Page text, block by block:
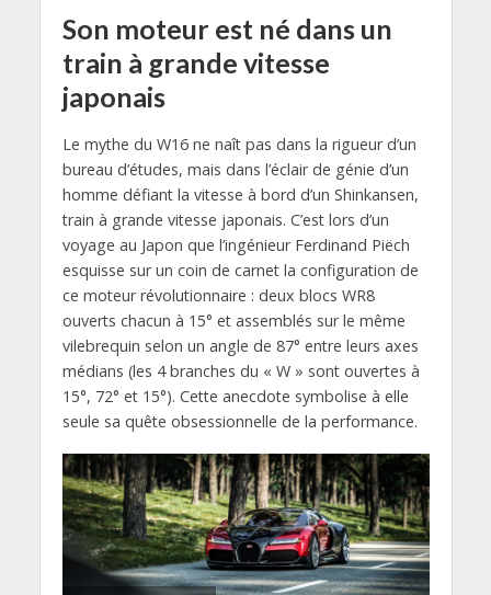
Son moteur est né dans un
train à grande vitesse
japonais
Le mythe du W16 ne naît pas dans la rigueur d’un
bureau d’études, mais dans l’éclair de génie d’un
homme défiant la vitesse à bord d’un Shinkansen,
train à grande vitesse japonais. C’est lors d’un
voyage au Japon que l’ingénieur Ferdinand Piëch
esquisse sur un coin de carnet la configuration de
ce moteur révolutionnaire : deux blocs WR8
ouverts chacun à 15° et assemblés sur le même
vilebrequin selon un angle de 87° entre leurs axes
médians (les 4 branches du « W » sont ouvertes à
15°, 72° et 15°). Cette anecdote symbolise à elle
seule sa quête obsessionnelle de la performance.